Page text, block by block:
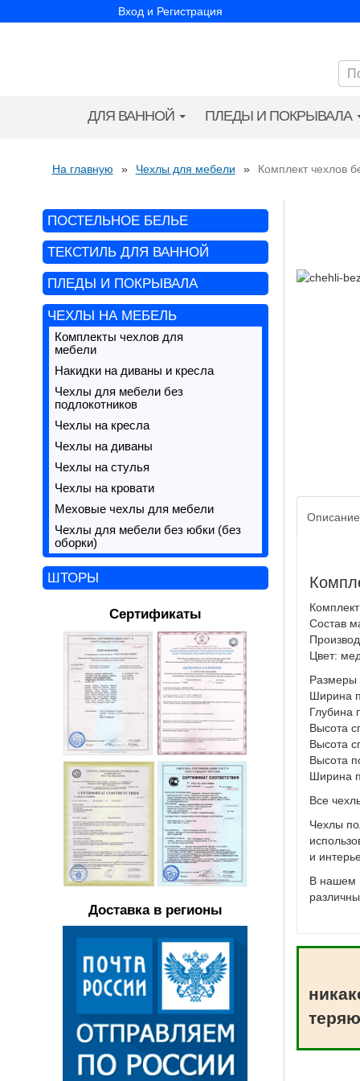
Вход и Регистрация
ДЛЯ ВАННОЙ ПЛЕДЫ И ПОКРЫВАЛА
На главную » Чехлы для мебели » Комплект чехлов
ПОСТЕЛЬНОЕ БЕЛЬЕ
ТЕКСТИЛЬ ДЛЯ ВАННОЙ
ПЛЕДЫ И ПОКРЫВАЛА
ЧЕХЛЫ НА МЕБЕЛЬ
Комплекты чехлов для
мебели
Накидки на диваны и кресла
Чехлы для мебели без
подлокотников
Чехлы на кресла
Чехлы на диваны
Чехлы на стулья
Чехлы на кровати
Меховые чехлы для мебели
Чехлы для мебели без юбки (без
оборки)
ШТОРЫ
Сертификаты
Доставка в регионы
Описание
Состав
Цвет:
Размеры
Ширина
Глубина
Высота
Высота
Высота
Ширина
Все
Чехлы
и
В нашем